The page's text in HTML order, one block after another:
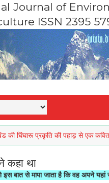
Journal of
ISSN 2395
प्रकृति की पहाड़ से एक कविता
कहा था
मापा जाता है कि वह अपने यहां